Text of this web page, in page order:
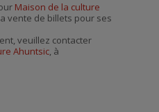
Maison de la culture
vente de billets pour ses
veuillez contacter
Ahuntsic, à